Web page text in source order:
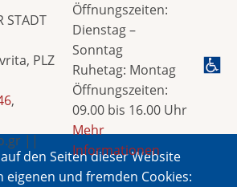
den Seiten dieser Website
eigenen und fremden Cookies:
STADT
PLZ
,
||
Öffnungszeiten:
Dienstag –
Sonntag
Ruhetag: Montag
Öffnungszeiten:
09.00 bis 16.00 Uhr
Mehr
Informationen